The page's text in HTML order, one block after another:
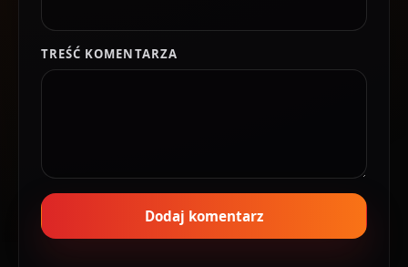
TREŚĆ KOMENTARZA
Dodaj komentarz